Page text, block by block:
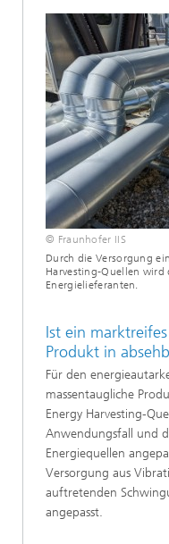
© Fraunhofer IIS
Durch die Versorgung
Harvesting-Quellen wird
Energielieferanten.
Ist ein
Produkt in
Für den
massentaugliche
Energy Harvesting-
Anwendungsfall und
Energiequellen
Versorgung aus
auftretenden
angepasst.